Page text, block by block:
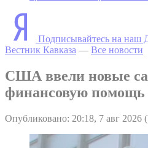
Подписывайтесь на наш
Вестник Кавказа — Все новости
США ввели новые
финансовую
Опубликовано: 20:18, 7 авг 2026